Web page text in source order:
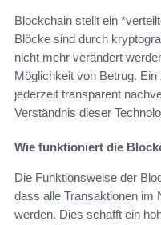
Blockchain stellt ein
Blöcke sind durch
nicht mehr verändert
Möglichkeit von Betrug.
jederzeit transparent
Verständnis dieser
Wie funktioniert die
Die Funktionsweise der
dass alle Transaktionen im
werden. Dies schafft ein